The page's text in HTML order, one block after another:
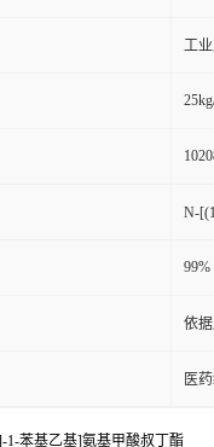
工
N-
99%
依
医
1-苯基乙基]氨基甲酸叔丁酯